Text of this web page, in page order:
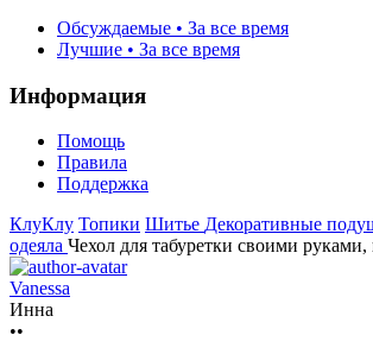
Обсуждаемые • За все время
Лучшие • За все время
Информация
Помощь
Правила
Поддержка
КлуКлу Топики Шитье Декоративные
одеяла Чехол для табуретки своими
Vanessa
Инна
••